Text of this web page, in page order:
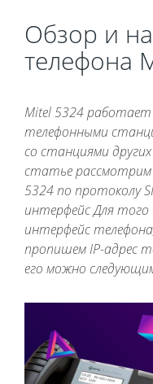
Обзор и
телефона
Mitel 5324 работает
телефонными
со станциями
статье рассмотрим
5324 по протоколу
интерфейс Для
интерфейс
пропишем IP-адрес
его можно